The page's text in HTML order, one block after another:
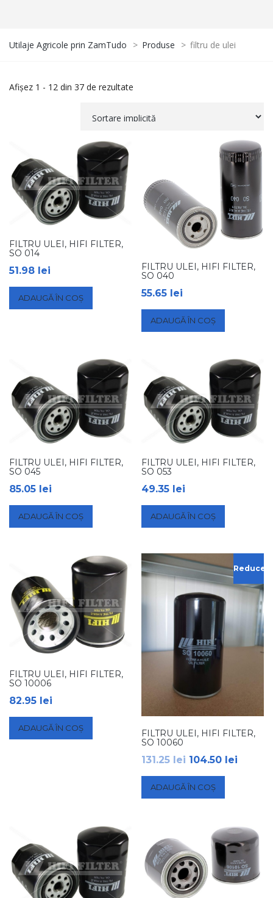
Utilaje Agricole prin ZamTudo > Produse > filtru de ulei
Afișez 1 - 12 din 37 de rezultate
FILTRU ULEI, HIFI FILTER,
SO 014
51.98 lei
ADAUGĂ ÎN COȘ
FILTRU ULEI, HIFI FILTER,
SO 040
55.65 lei
ADAUGĂ ÎN COȘ
FILTRU ULEI, HIFI FILTER,
SO 045
85.05 lei
ADAUGĂ ÎN COȘ
FILTRU ULEI, HIFI FILTER,
SO 053
49.35 lei
ADAUGĂ ÎN COȘ
FILTRU ULEI, HIFI FILTER,
SO 10006
82.95 lei
ADAUGĂ ÎN COȘ
FILTRU ULEI, HIFI FILTER,
SO 10060
131.25 lei 104.50 lei
ADAUGĂ ÎN COȘ